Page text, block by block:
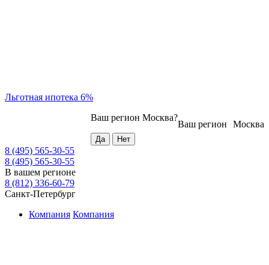
Льготная ипотека 6%
Москва
Ваш регион
Ваш регион Москва?
8 (495) 565-30-55
8 (495) 565-30-55
В вашем регионе
8 (812) 336-60-79
Санкт-Петербург
Компания Компания